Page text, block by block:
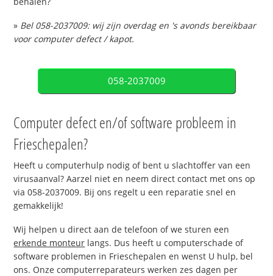
» Bel 058-2037009: wij zijn overdag en 's avonds bereikbaar
voor computer defect / kapot.
058-2037009
Computer defect en/of software probleem in
Frieschepalen?
Heeft u computerhulp nodig of bent u slachtoffer van een
virusaanval? Aarzel niet en neem direct contact met ons op
via 058-2037009. Bij ons regelt u een reparatie snel en
gemakkelijk!
Wij helpen u direct aan de telefoon of we sturen een
erkende monteur langs. Dus heeft u computerschade of
software problemen in Frieschepalen en wenst U hulp, bel
ons. Onze computerreparateurs werken zes dagen per